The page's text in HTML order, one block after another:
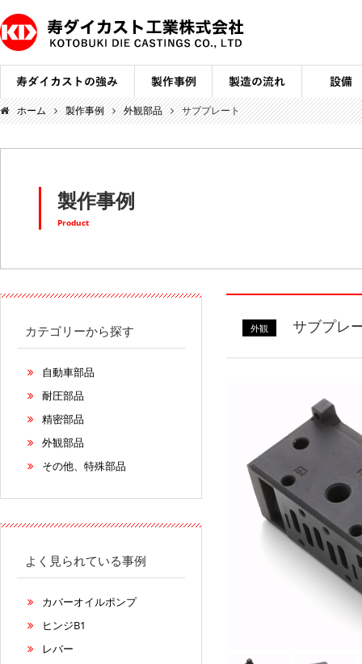
ホーム 製作事例 外観部品 サブプレート
製作事例
Product
外観 サブプレ
カテゴリーから探す
自動車部品
耐圧部品
精密部品
外観部品
その他、特殊部品
よく見られている事例
カバーオイルポンプ
ヒンジB1
レバー